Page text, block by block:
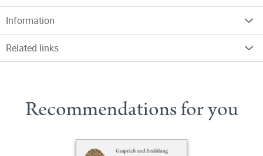
Information
Related links
Recommendations for you